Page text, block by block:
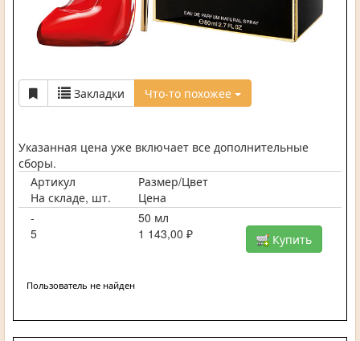
Закладки Что-то похожее
Указанная цена уже включает все дополнительные
сборы.
Артикул
Размер/Цвет
На складе, шт.
Цена
-
50 мл
5
1 143,00 ₽ Купить
Пользователь не найден